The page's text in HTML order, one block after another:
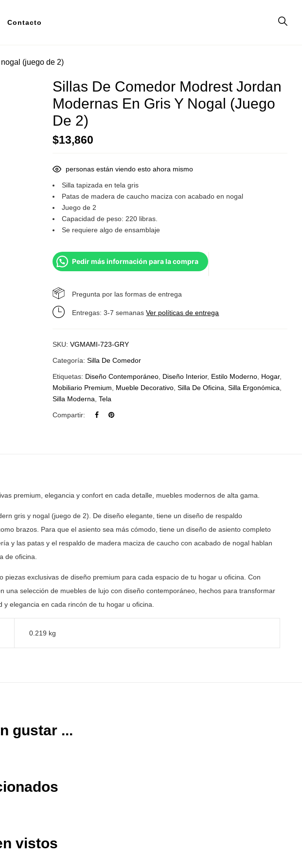
Contacto
(juego de 2)
Sillas De Comedor Modrest Jordan
Modernas En Gris Y Nogal (juego
De 2)
$13,860
personas están viendo esto ahora mismo
Silla tapizada en tela gris
Patas de madera de caucho maciza con acabado en nogal
Juego de 2
Capacidad de peso: 220 libras.
Se requiere algo de ensamblaje
Pedir más información para la compra
Pregunta por las formas de entrega
Entregas: 3-7 semanasVer políticas de entrega
SKU:VGMAMI-723-GRY
Categoría:Silla De Comedor
Etiquetas: Diseño Contemporáneo Diseño Interior, Estilo Moderno Hogar,
Mobiliario Premium
Mueble Decorativo ,Silla De Oficina ,Silla Ergonómica
Silla Moderna ,Tela
Compartir:
premium, elegancia y confort en cada detalle, muebles modernos de alta gama.
gris y nogal (juego de 2). De diseño elegante, tiene un diseño de respaldo
brazos. Para que el asiento sea más cómodo, tiene un diseño de asiento completo
y las patas y el respaldo de madera maciza de caucho con acabado de nogal hablan
de oficina.
piezas exclusivas de diseño premium para cada espacio de tu hogar u oficina. Con
una selección de muebles de lujo con diseño contemporáneo, hechos para transformar
y elegancia en cada rincón de tu hogar u oficina.
0.219 kg
gustar ...
vistos